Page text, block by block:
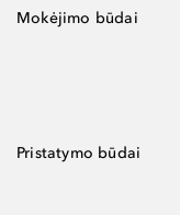
Mokėjimo būdai
Pristatymo būdai